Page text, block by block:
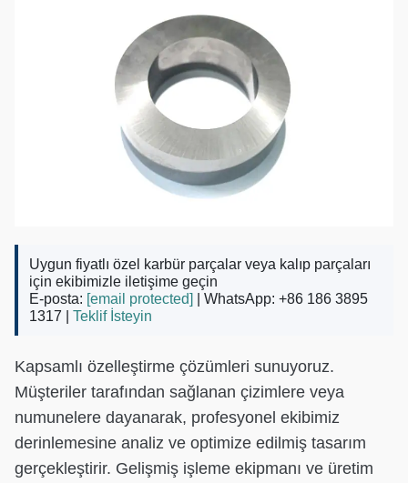
Uygun fiyatlı özel karbür parçalar veya kalıp parçaları
için ekibimizle iletişime geçin
E-posta: [email protected]
| WhatsApp: +86 186 3895
1317 | Teklif İsteyin
Kapsamlı özelleştirme çözümleri sunuyoruz.
Müşteriler tarafından sağlanan çizimlere veya
numunelere dayanarak, profesyonel ekibimiz
derinlemesine analiz ve optimize edilmiş tasarım
gerçekleştirir. Gelişmiş işleme ekipmanı ve üretim